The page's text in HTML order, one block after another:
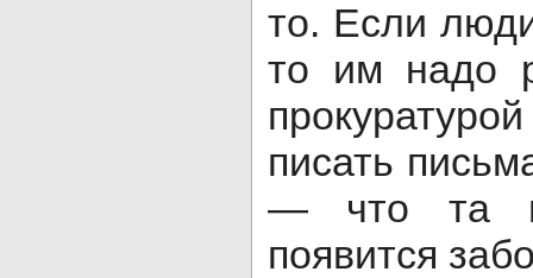
то. Если
то им надо
писать
— что та
появится